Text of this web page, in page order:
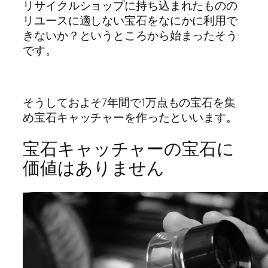
リサイクルショップに持ち込まれたものの
リユースに適しない宝石をなにかに利用で
きないか？というところから始まったそう
です。
そうしておよそ7年間で1万点もの宝石を集
め宝石キャッチャーを作ったといいます。
宝石キャッチャーの宝石に
価値はありません